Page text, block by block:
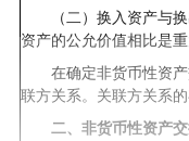
（二）换入资产与换
资产的公允价值相比是
在确定非货币性资产
联方关系。关联方关系
二、非货币性资产交